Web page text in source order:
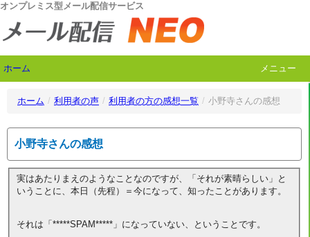
オンプレミス型メール配信サービス
ホーム メニュー
ホーム / 利用者の声 / 利用者の方の感想一覧 / 小野寺さんの感想
小野寺さんの感想
実はあたりまえのようなことなのですが、「それが素晴らしい」と
いうことに、本日（先程）＝今になって、知ったことがあります。
それは「*****SPAM*****」になっていない、ということです。